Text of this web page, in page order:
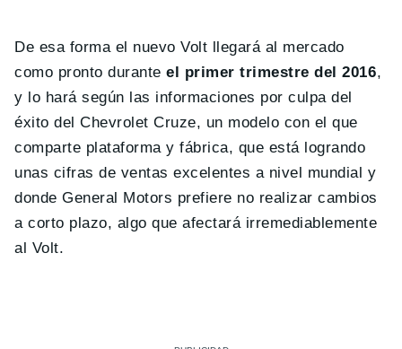
De esa forma el nuevo Volt llegará al mercado
como pronto durante el primer trimestre del 2016,
y lo hará según las informaciones por culpa del
éxito del Chevrolet Cruze, un modelo con el que
comparte plataforma y fábrica, que está logrando
unas cifras de ventas excelentes a nivel mundial y
donde General Motors prefiere no realizar cambios
a corto plazo, algo que afectará irremediablemente
al Volt.